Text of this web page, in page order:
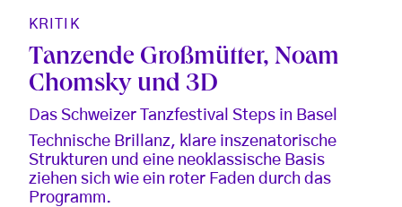
KRITIK
Tanzende Großmütter, Noam
Chomsky und 3D
Das Schweizer Tanzfestival Steps in Basel
Technische Brillanz, klare inszenatorische
Strukturen und eine neoklassische Basis
ziehen sich wie ein roter Faden durch das
Programm.